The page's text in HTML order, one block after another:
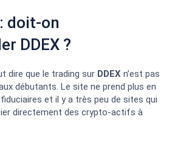
doit-on
DDEX ?
dire que le trading sur DDEX n’est pas
débutants. Le site ne prend plus en
et il y a très peu de sites qui
directement des crypto-actifs à